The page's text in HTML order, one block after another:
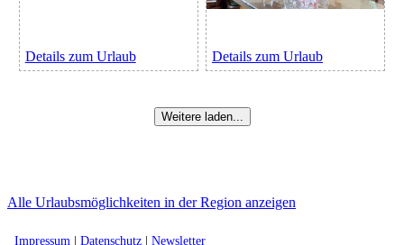
Details zum Urlaub Details zum Urlaub
Weitere laden...
Alle Urlaubsmöglichkeiten in der Region anzeigen
Impressum Datenschutz Newsletter